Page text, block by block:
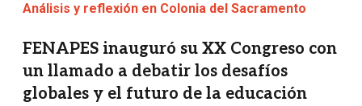
Análisis y reflexión en Colonia del Sacramento
FENAPES inauguró su XX Congreso con
un llamado a debatir los desafíos
globales y el futuro de la educación